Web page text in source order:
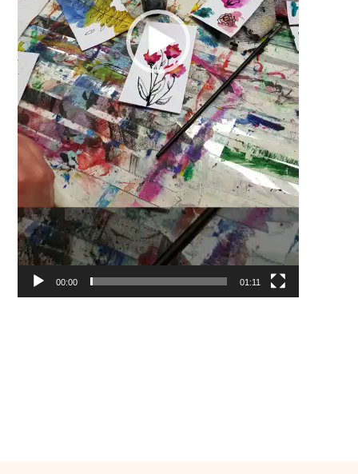
00:00 01:11